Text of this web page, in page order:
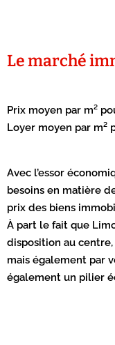
Le marché
Prix moyen par m²
Loyer moyen par m²
Avec l’essor
besoins en matière
prix des biens
À part le fait que
disposition au
mais également par
également un pilier